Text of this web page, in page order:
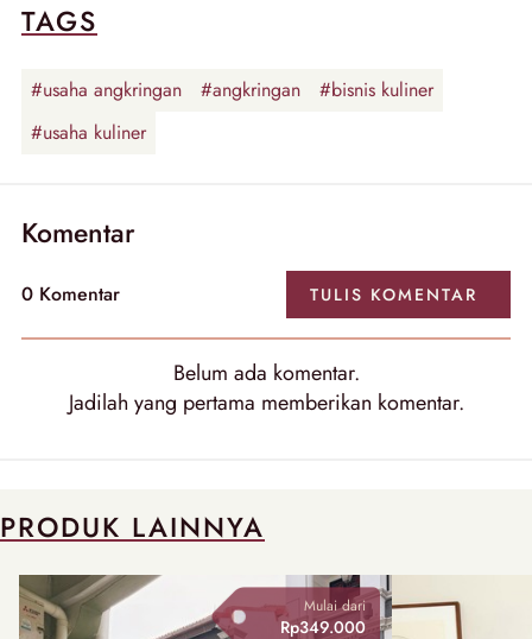
TAGS
#usaha angkringan #angkringan
#bisnis kuliner
#usaha kuliner
Komentar
0 Komentar TULIS KOMENTAR
Belum ada komentar.
Jadilah yang pertama memberikan komentar.
PRODUK LAINNYA
Mulai dari
Rp349.000